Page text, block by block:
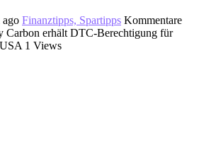
ago Finanztipps, Spartipps Kommentare
Carbon erhält DTC-Berechtigung für
1 Views